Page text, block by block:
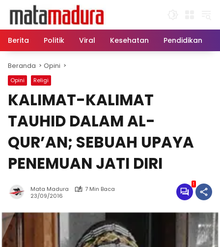
konten
Berita
Politik Viral Kesehatan Pendidikan
Beranda Opini
Opini Religi
KALIMAT-KALIMAT
TAUHID DALAM AL-
QUR’AN; SEBUAH UPAYA
PENEMUAN JATI DIRI
Mata Madura
7 Min Baca
23/09/2016
1